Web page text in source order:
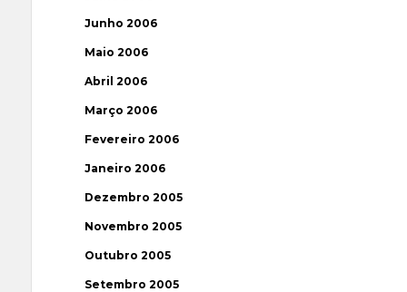
Junho 2006
Maio 2006
Abril 2006
Março 2006
Fevereiro 2006
Janeiro 2006
Dezembro 2005
Novembro 2005
Outubro 2005
Setembro 2005